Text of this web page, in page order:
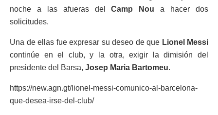
noche a las afueras delCamp Nou a hacer dos
solicitudes.
Una de ellas fue expresar su deseo de que Lionel Messi
continúe en el club, y la otra, exigir la dimisión del
presidente del Barsa, Josep Maria Bartomeu.
https://new.agn.gt/lionel-messi-comunico-al-barcelona-
que-desea-irse-del-club/